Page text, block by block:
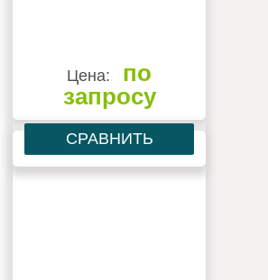
Цена:
по
запросу
СРАВНИТЬ